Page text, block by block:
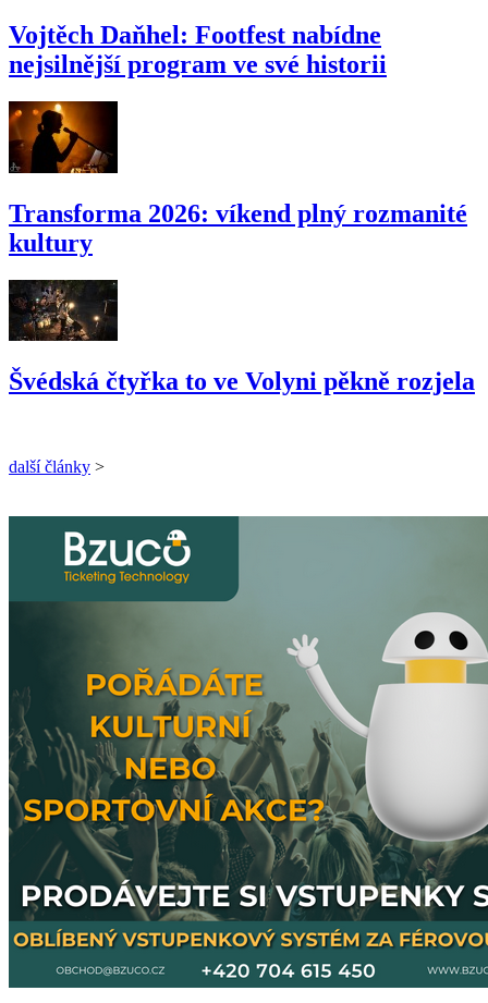
Vojtěch Daňhel: Footfest nabídne
nejsilnější program ve své historii
Transforma 2026: víkend plný rozmanité
kultury
Švédská čtyřka to ve Volyni pěkně rozjela
další články >